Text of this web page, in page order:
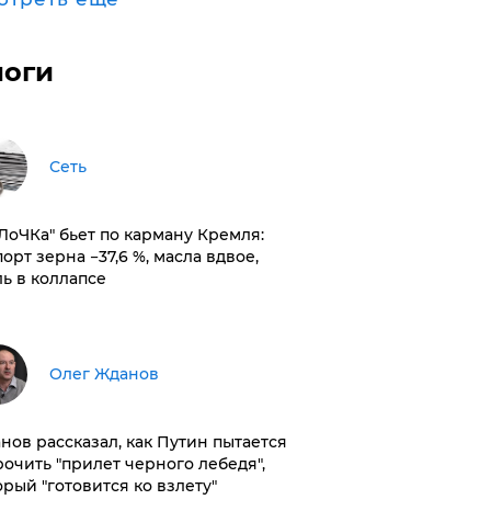
Сеть
бьет по карману Кремля:
зерна −37,6 %, масла вдвое,
в коллапсе
Олег Жданов
рассказал, как Путин пытается
"прилет черного лебедя",
"готовится ко взлету"